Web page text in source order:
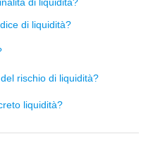
di liquidità?
rischio di liquidità?
liquidità?